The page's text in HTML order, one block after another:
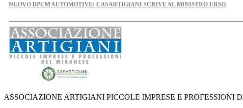
NUOVO DPCM AUTOMOTIVE: CASARTIGIANI SCRIVE AL MINISTRO URSO
IPERAMMORTAMENTO: AL VIA SUL PORTALE GSE LE COMUNICAZIONI DI
NUOVE REGOLE EUROPEE CONTRO FOTO E VIDEO MANIPOLATI
ASSOCIAZIONE ARTIGIANI PICCOLE IMPRESE E PROFESSIONI